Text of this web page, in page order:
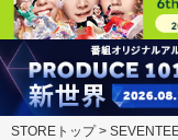
STOREトップ>